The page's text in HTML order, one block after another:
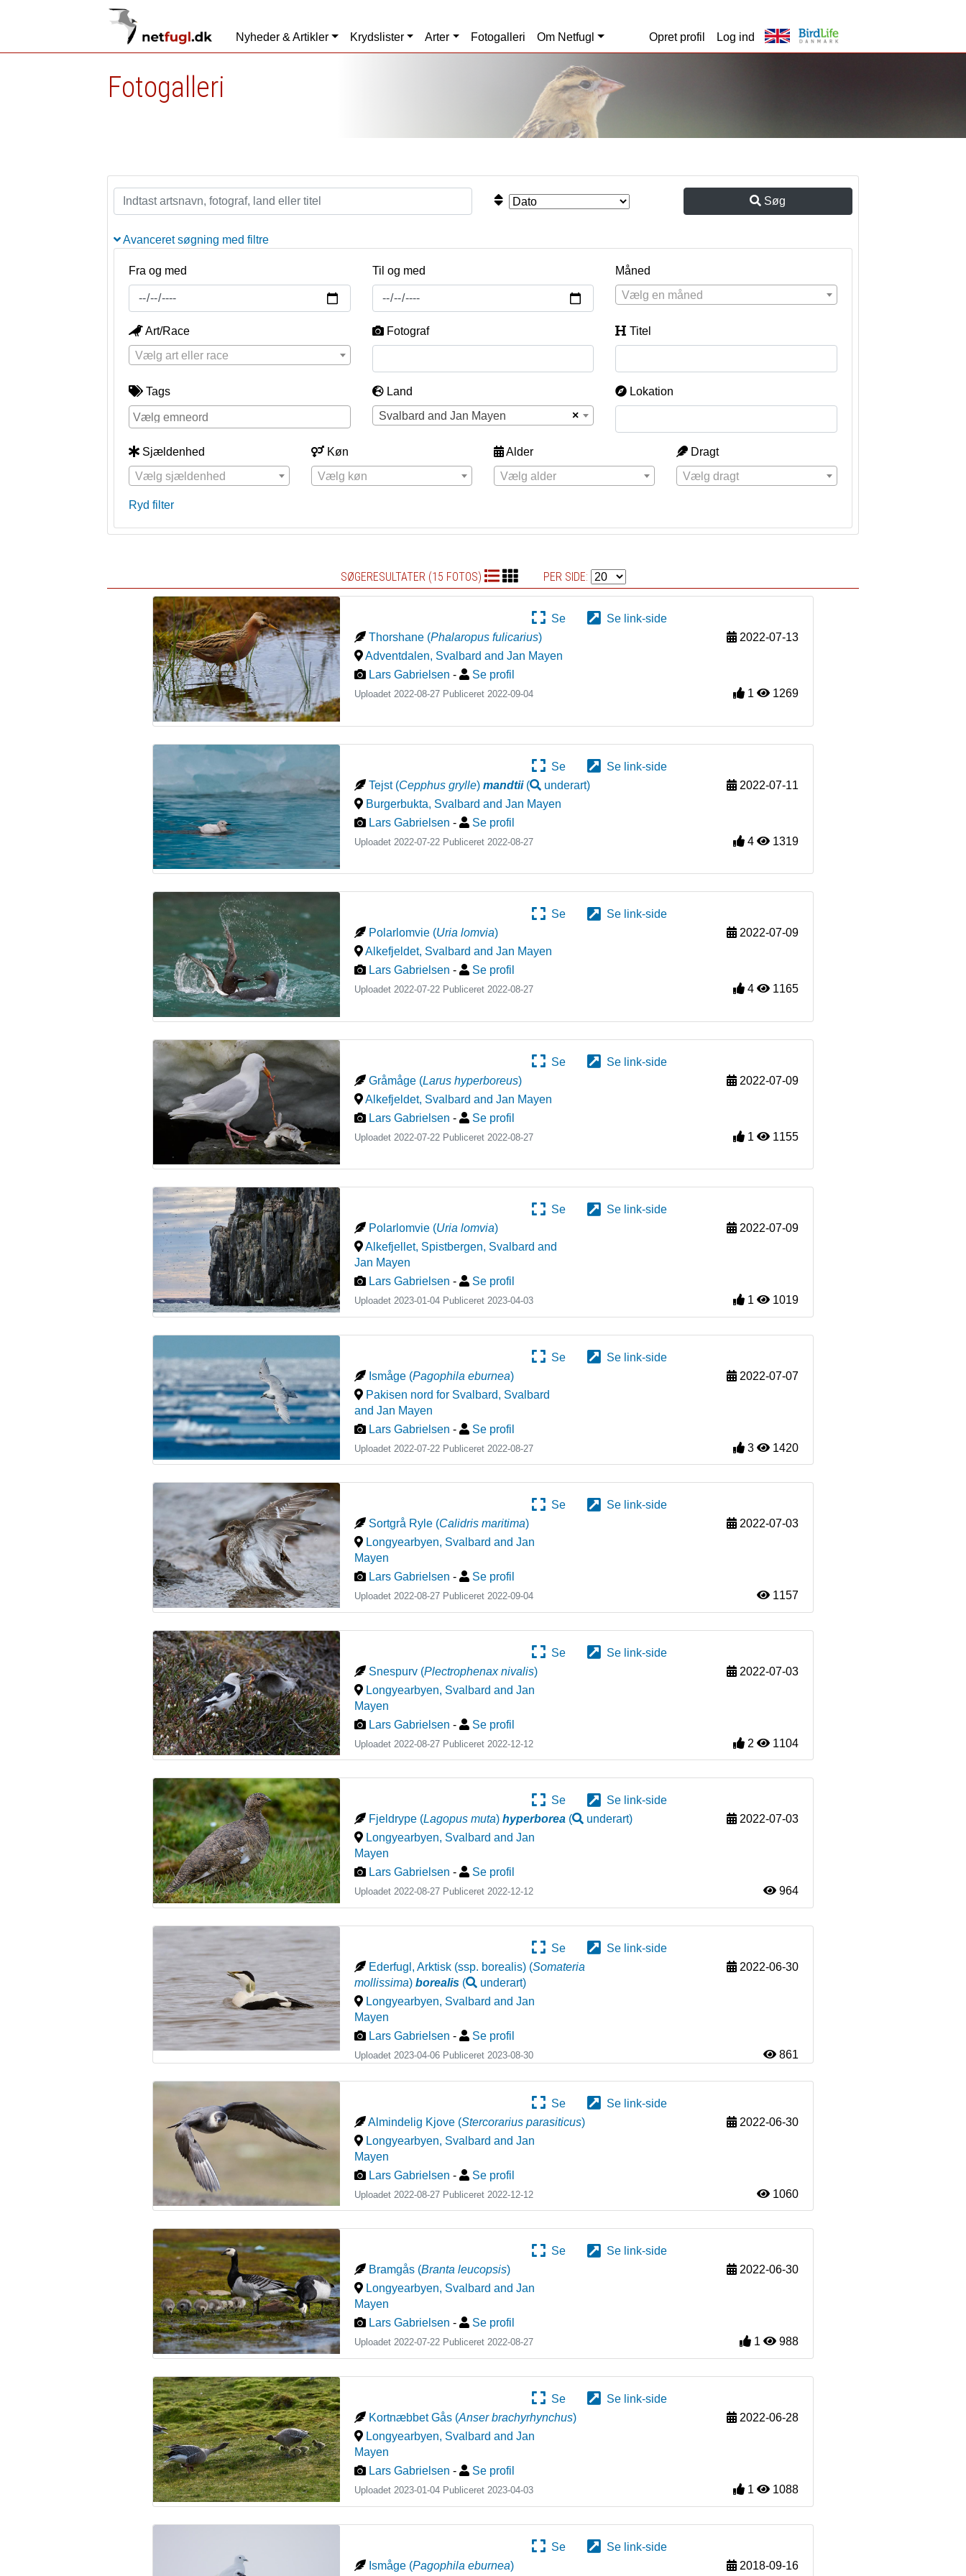
Nyheder & Artikler Krydslister Arter Fotogalleri Om Netfugl Opret profil Log ind
Fotogalleri
Søg
Avanceret søgning med filtre
Fra og med Til og med
Måned
Vælg en måned
Art/Race
Vælg art eller race
Fotograf Titel
Tags
Land
×
Svalbard and Jan Mayen
Lokation
Sjældenhed
Vælg sjældenhed
Køn
Vælg køn
Alder
Vælg alder
Dragt
Vælg dragt
Ryd filter
SØGERESULTATER (15 FOTOS) PER SIDE:
Se
Se link-side
Thorshane (Phalaropus fulicarius)
2022-07-13
Adventdalen, Svalbard and Jan Mayen
Lars Gabrielsen - Se profil
Uploadet 2022-08-27 Publiceret2022-09-04 1 1269
Se
Se link-side
Tejst (Cepphus grylle)mandtii( underart)
2022-07-11
Burgerbukta, Svalbard and Jan Mayen
Lars Gabrielsen - Se profil
Uploadet 2022-07-22 Publiceret 2022-08-27 4 1319
Se
Se link-side
Polarlomvie (Uria lomvia)
2022-07-09
Alkefjeldet, Svalbard and Jan Mayen
Lars Gabrielsen - Se profil
Uploadet 2022-07-22 Publiceret2022-08-27 4 1165
Se
Se link-side
Gråmåge (Larus hyperboreus)
2022-07-09
Alkefjeldet, Svalbard and Jan Mayen
Lars Gabrielsen - Se profil
Uploadet 2022-07-22 Publiceret 2022-08-27 1 1155
Se
Se link-side
Polarlomvie (Uria lomvia)
2022-07-09
Alkefjellet, Spistbergen, Svalbard and
Jan Mayen
Lars Gabrielsen - Se profil
Uploadet 2023-01-04 Publiceret2023-04-03 1 1019
Se
Se link-side
Ismåge (Pagophila eburnea)
2022-07-07
Pakisen nord for Svalbard, Svalbard
and Jan Mayen
Lars Gabrielsen - Se profil
Uploadet 2022-07-22 Publiceret 2022-08-27 3 1420
Se
Se link-side
Sortgrå Ryle (Calidris maritima)
2022-07-03
Longyearbyen, Svalbard and Jan
Mayen
Lars Gabrielsen - Se profil
Uploadet 2022-08-27 Publiceret2022-09-04 1157
Se
Se link-side
Snespurv (Plectrophenax nivalis)
2022-07-03
Longyearbyen, Svalbard and Jan
Mayen
Lars Gabrielsen - Se profil
Uploadet 2022-08-27 Publiceret 2022-12-12 2 1104
Se
Se link-side
Fjeldrype (Lagopus muta)hyperborea ( underart)
2022-07-03
Longyearbyen, Svalbard and Jan
Mayen
Lars Gabrielsen - Se profil
Uploadet 2022-08-27 Publiceret2022-12-12 964
Se
Se link-side
Ederfugl, Arktisk (ssp. borealis) (Somateria
mollissima)borealis ( underart)
2022-06-30
Longyearbyen, Svalbard and Jan
Mayen
Lars Gabrielsen - Se profil
Uploadet 2023-04-06 Publiceret 2023-08-30 861
Se
Se link-side
Almindelig Kjove (Stercorarius parasiticus)
2022-06-30
Longyearbyen, Svalbard and Jan
Mayen
Lars Gabrielsen - Se profil
Uploadet 2022-08-27 Publiceret 2022-12-12 1060
Se
Se link-side
Bramgås (Branta leucopsis)
2022-06-30
Longyearbyen, Svalbard and Jan
Mayen
Lars Gabrielsen - Se profil
Uploadet 2022-07-22 Publiceret2022-08-27 1 988
Se
Se link-side
Kortnæbbet Gås (Anser brachyrhynchus)
2022-06-28
Longyearbyen, Svalbard and Jan
Mayen
Lars Gabrielsen - Se profil
Uploadet 2023-01-04 Publiceret2023-04-03 1 1088
Se
Se link-side
Ismåge (Pagophila eburnea) 2018-09-16